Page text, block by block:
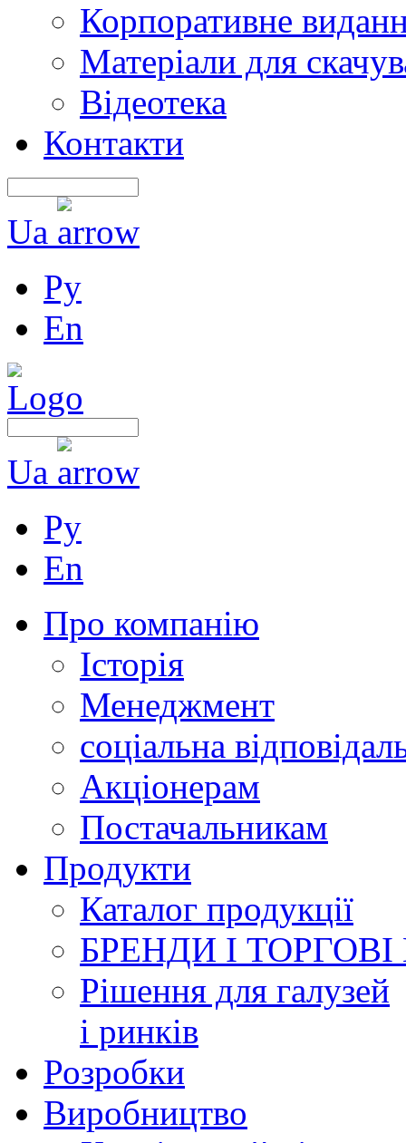
Корпоративне
Матеріали для
Відеотека
Контакти
Ua
Ру
En
Ua
Ру
En
Про компанію
Історія
Менеджмент
соціальна
Акціонерам
Постачальникам
Продукти
Каталог продукції
БРЕНДИ І
Рішення для галузей
і ринків
Розробки
Виробництво